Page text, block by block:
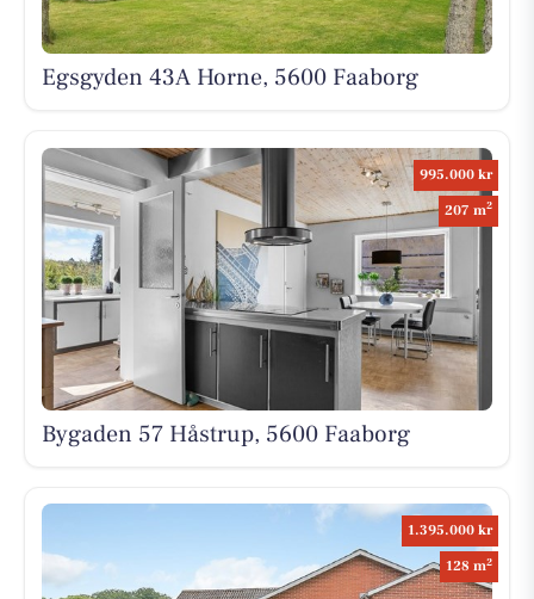
Egsgyden 43A Horne, 5600 Faaborg
995.000 kr
207 m2
Bygaden 57 Håstrup, 5600 Faaborg
1.395.000 kr
128 m2